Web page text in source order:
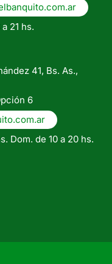
21 hs.
41, Bs. As.,
6
Dom. de 10 a 20 hs.